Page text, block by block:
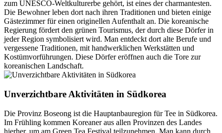
zum UNESCO-Weltkulturerbe gehört, ist eines der charmantesten.
Die Bewohner leben dort nach ihren Traditionen und bieten einige
Gästezimmer für einen originellen Aufenthalt an. Die koreanische
Regierung fördert den grünen Tourismus, der durch diese Dörfer in
jeder Region symbolisiert wird. Man entdeckt dort alte Berufe und
vergessene Traditionen, mit handwerklichen Werkstätten und
Kostümvorführungen. Diese Dörfer eröffnen auch die Tore zur
koreanischen Landschaft.
Unverzichtbare Aktivitäten in Südkorea
Die Provinz Boseong ist die Hauptanbauregion für Tee in Südkorea.
Im Frühling kommen Koreaner aus allen Provinzen des Landes
hierher, um am Green Tea Festival teilzunehmen. Man kann durch